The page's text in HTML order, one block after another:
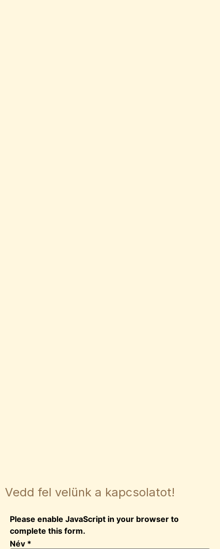
Vedd fel velünk a kapcsolatot!
Please enable JavaScript in your browser to
complete this form.
Név *